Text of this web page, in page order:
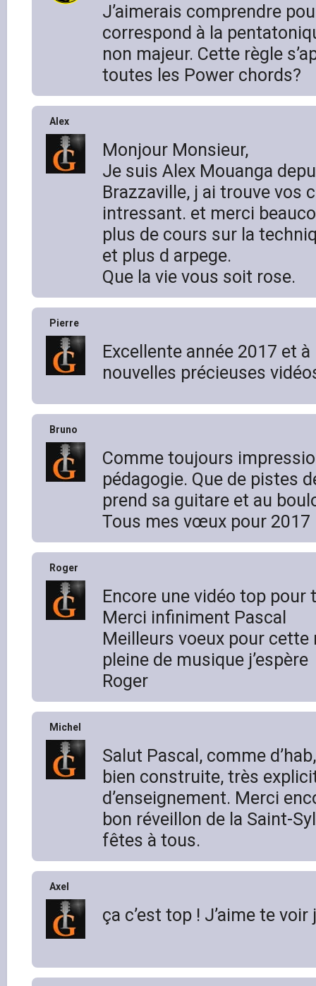
J’aimerais comprendre
correspond à la
non majeur. Cette règle
toutes les Power chords?
Alex
Monjour Monsieur,
Je suis Alex Mouanga
Brazzaville, j ai trouve vos
intressant. et merci
plus de cours sur la
et plus d arpege.
Que la vie vous soit rose.
Pierre
Excellente année 2017 et
nouvelles précieuses
Bruno
Comme toujours
pédagogie. Que de pistes
prend sa guitare et au
Tous mes vœux pour 2017
Roger
Encore une vidéo top pour
Merci infiniment Pascal
Meilleurs voeux pour cette
pleine de musique j’espère
Roger
Michel
Salut Pascal, comme
bien construite, très
d’enseignement. Merci
bon réveillon de la Saint-
fêtes à tous.
Axel
ça c’est top ! J’aime te